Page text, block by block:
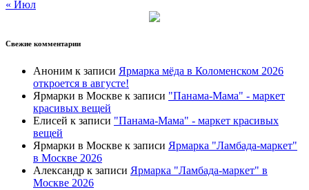
« Июл
Свежие комментарии
Аноним к записи Ярмарка мёда в Коломенском 2026
откроется в августе!
Ярмарки в Москве к записи "Панама-Мама" - маркет
красивых вещей
Елисей к записи "Панама-Мама" - маркет красивых
вещей
Ярмарки в Москве к записи Ярмарка "Ламбада-маркет"
в Москве 2026
Александр к записи Ярмарка "Ламбада-маркет" в
Москве 2026